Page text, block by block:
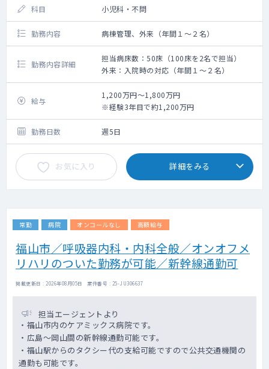
科目 小児科・不問
勤務内容 病棟管理、外来（年間１～２名）
勤務内容詳細
担当病床数：50床（100床を2名で担当）
外来：入院時の対応（年間１～２名）
給与
1,200万円～1,800万円
※経験3年目で約1,200万円
勤務日数 週5日
お気に入り 詳細をみる
常勤 病院 オンコールなし 高額給与
福山市／呼吸器内科・内科全般／オンオフメ
リハリのついた勤務が可能／新幹線通勤可
掲載更新日 : 2026年08月05日 案件番号 : 25-JU306637
担当エージェントより
・福山市内のケアミックス病院です。
・広島～岡山間の新幹線通勤可能です。
・福山駅からのタクシー代の支給可能ですので公共交通機関の
通勤も可能です。